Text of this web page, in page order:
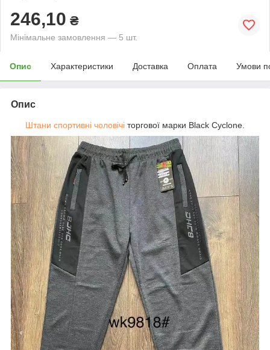
246,10 ₴
Мінімальне замовлення — 5 шт.
Опис Характеристики Доставка Оплата Умови
Опис
Штани спортивні чоловічі торгової марки Black Cyclone.